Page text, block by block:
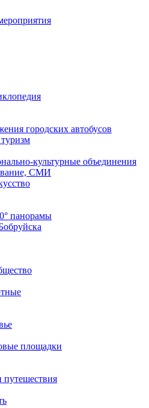
городских автобусов
туризм
культурные объединения
СМИ
панорамы
площадки